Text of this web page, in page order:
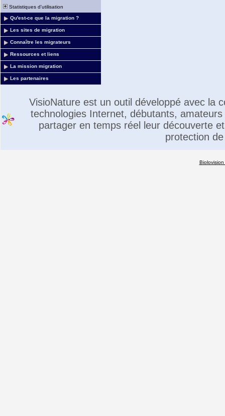
Statistiques d'utilisation
Qu'est-ce que la migration ?
Les sites de migration
Connaître les migrateurs
Ressources et liens
La mission migration
Les partenaires
VisioNature est un outil développé avec la
technologies Internet, débutants,
partager en temps réel leur découverte
protection
Biolovision